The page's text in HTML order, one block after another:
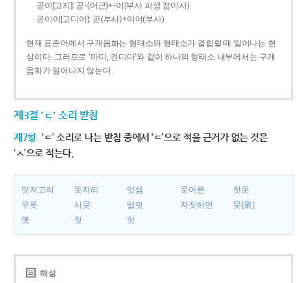
곧이[고지]: 곧-­(어근)+­-이(부사 파생 접미사)
곧이어[고디어]: 곧(부사)+이어(부사)
현재 표준어에서 구개음화는 형태소와 형태소가 결합할 때 일어나는 현
상이다. 그러므로 ‘마디, 견디다’와 같이 하나의 형태소 내부에서는 구개
음화가 일어나지 않는다.
제3절 'ㄷ' 소리 받침
제7항 ‘ㄷ’ 소리로 나는 받침 중에서 ‘ㄷ’으로 적을 근거가 없는 것은
‘ㅅ’으로 적는다.
덧저고리 돗자리 엇셈 웃어른
핫옷
무릇
사뭇 얼핏 자칫하면
뭇[衆]
옛
첫 헛
해설